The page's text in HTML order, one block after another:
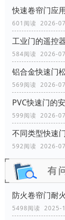
快速卷帘门应
601阅读 2026-
工业门的遥控
584阅读 2026-
铝合金快速门
569阅读 2026-
PVC快速门的
599阅读 2026-
不同类型快速
592阅读 2026-
防火卷帘门耐
5498阅读 2025-